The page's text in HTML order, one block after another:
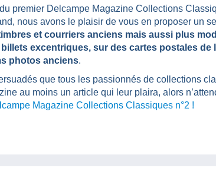
premier Delcampe Magazine Collections
nous avons le plaisir de vous en proposer un
et courriers anciens mais aussi plus
excentriques, sur des cartes postales de
photos anciens.
que tous les passionnés de collections
au moins un article qui leur plaira, alors
Magazine Collections Classiques n°2 !